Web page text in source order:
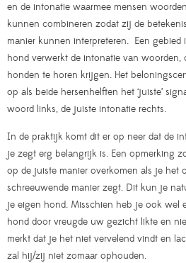
en de intonatie waarmee mensen
kunnen combineren zodat zij de
manier kunnen interpreteren. Een gebied
hond verwerkt de intonatie van
honden te horen krijgen. Het
op als beide hersenhelften het ‘juiste’
woord links, de juiste intonatie rechts.
In de praktijk komt dit er op neer dat de
je zegt erg belangrijk is. Een opmerking
op de juiste manier overkomen als je het
schreeuwende manier zegt. Dit kun je
je eigen hond. Misschien heb je ook wel
hond door vreugde uw gezicht likte en
merkt dat je het niet vervelend vindt en
zal hij/zij niet zomaar ophouden.